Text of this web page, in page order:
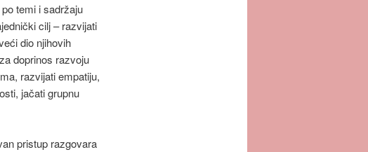
temi i sadržaju
cilj – razvijati
dio njihovih
doprinos razvoju
razvijati empatiju,
jačati grupnu
pristup razgovara